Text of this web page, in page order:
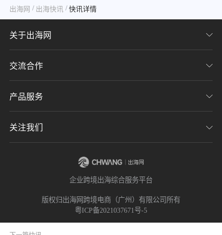
出海网 / 出海快讯 / 快讯详情
关于出海网
关于我们
加入我们
隐私协议
交流合作
联系我们
意见反馈
产品服务
CHWE全球跨境电商展
关注我们
企业跨境出海综合服务平台
版权归出海网跨境电商（广州）有限公司所有
粤ICP备2021037671号-5